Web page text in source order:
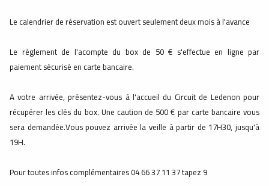
Le calendrier de réservation est ouvert seulement deux mois à l'avance
Le règlement de l'acompte du box de 50 € s'effectue en ligne par
paiement sécurisé en carte bancaire.
A votre arrivée, présentez-vous à l'accueil du Circuit de Ledenon pour
récupérer les clés du box. Une caution de 500 € par carte bancaire vous
sera demandée.Vous pouvez arrivée la veille à partir de 17H30, jusqu'à
19H.
Pour toutes infos complémentaires 04 66 37 11 37 tapez 9